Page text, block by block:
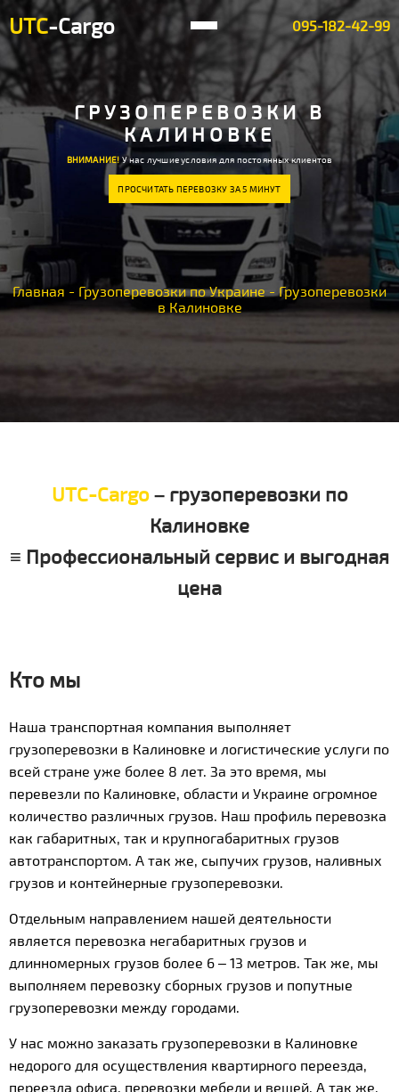
UTC-Cargo 095-182-42-99
ГРУЗОПЕРЕВОЗКИ В
КАЛИНОВКЕ
ВНИМАНИЕ!У нас лучшие условия для постоянных клиентов
ПРОСЧИТАТЬ ПЕРЕВОЗКУ ЗА 5 МИНУТ
Главная - Грузоперевозки по Украине -Грузоперевозки
в Калиновке
UTC-Cargo– грузоперевозки по
Калиновке
≡ Профессиональный сервис и выгодная
цена
Кто мы
Наша транспортная компания выполняет
грузоперевозки в Калиновке и логистические услуги по
всей стране уже более 8 лет. За это время, мы
перевезли по Калиновке, области и Украине огромное
количество различных грузов. Наш профиль перевозка
как габаритных, так и крупногабаритных грузов
автотранспортом. А так же, сыпучих грузов, наливных
грузов и контейнерные грузоперевозки.
Отдельным направлением нашей деятельности
является перевозка негабаритных грузов и
длинномерных грузов более 6 – 13 метров. Так же, мы
выполняем перевозку сборных грузов и попутные
грузоперевозки между городами.
У нас можно заказать грузоперевозки в Калиновке
недорого для осуществления квартирного переезда,
переезда офиса, перевозки мебели и вещей. А так же,